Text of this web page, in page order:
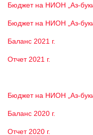
Бюджет на НИОН „Аз-
Бюджет на НИОН „Аз-
Баланс 2021 г.
Отчет 2021 г.
Бюджет на НИОН „Аз-
Баланс 2020 г.
Отчет 2020 г.